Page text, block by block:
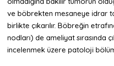
ve böbrekten mesaneye idrar
birlikte çıkarılır. Böbreğin
nodları) de ameliyat sırasında
incelenmek üzere patoloji